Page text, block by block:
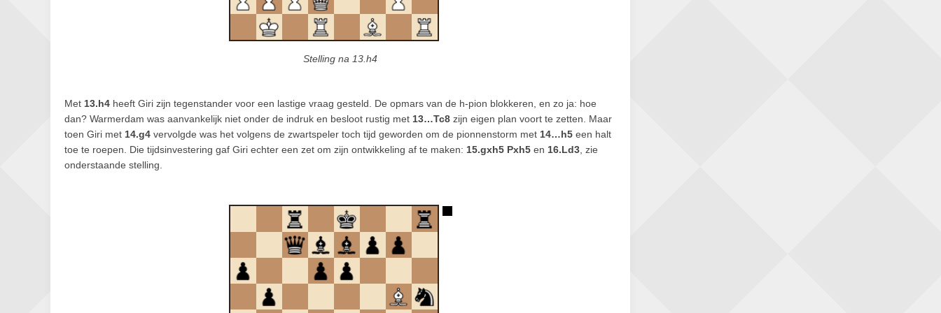
Stelling na 13.h4
Met 13.h4 heeft Giri zijn tegenstander voor een lastige vraag gesteld. De opmars van de h-pion blokkeren, en zo ja: hoe
dan? Warmerdam was aanvankelijk niet onder de indruk en besloot rustig met 13…Tc8 zijn eigen plan voort te zetten. Maar
toen Giri met 14.g4 vervolgde was het volgens de zwartspeler toch tijd geworden om de pionnenstorm met 14…h5 een halt
toe te roepen. Die tijdsinvestering gaf Giri echter een zet om zijn ontwikkeling af te maken: 15.gxh5 Pxh5 en 16.Ld3 , zie
onderstaande stelling.